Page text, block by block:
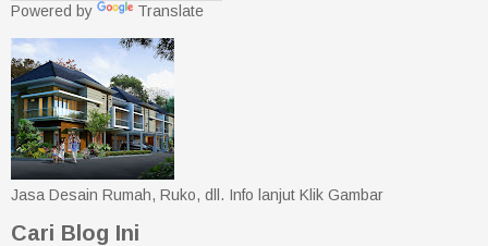
Powered by Translate
Jasa Desain Rumah, Ruko, dll. Info lanjut Klik Gambar
Cari Blog Ini